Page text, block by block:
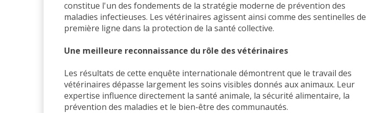
constitue l'un des fondements de la stratégie moderne de prévention des
maladies infectieuses. Les vétérinaires agissent ainsi comme des sentinelles de
première ligne dans la protection de la santé collective.
Une meilleure reconnaissance du rôle des vétérinaires
Les résultats de cette enquête internationale démontrent que le travail des
vétérinaires dépasse largement les soins visibles donnés aux animaux. Leur
expertise influence directement la santé animale, la sécurité alimentaire, la
prévention des maladies et le bien-être des communautés.